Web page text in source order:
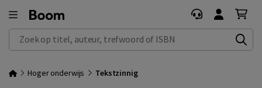
Zoek op titel, auteur, trefwoord of ISBN
Hoger onderwijs Tekstzinnig